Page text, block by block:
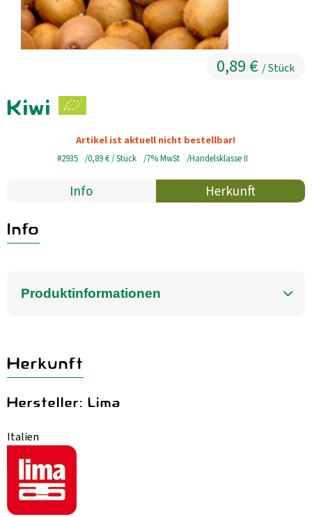
Kühltheke
GrüneWelt Bäckerei
Getränke
So geht’s
Über uns
Kiwi
0,89 € / Stück
Artikel ist aktuell nicht bestellbar!
#2935 0,89 €/ Stück 7% MwSt Handelsklasse II
Info Herkunft
Info
Produktinformationen
Herkunft
Hersteller: Lima
Italien